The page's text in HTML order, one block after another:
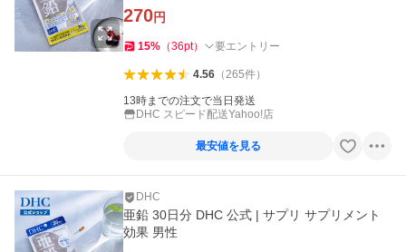
270円
15% （36pt） 要エントリー
4.56（265件）
13時までの注文で当日発送
DHC スピード配送Yahoo!店
最安値を見る
DHC
亜鉛 30日分 DHC 公式 | サプリ サプリメント
効果 男性